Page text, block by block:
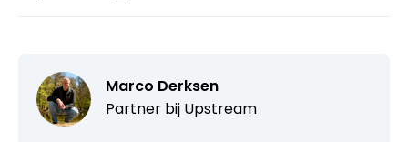
Marco Derksen
Partner bij Upstream